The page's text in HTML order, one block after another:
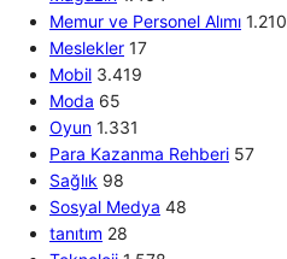
Memur ve Personel Alımı 1.210
Meslekler 17
Mobil 3.419
Moda 65
Oyun 1.331
Para Kazanma Rehberi 57
Sağlık 98
Sosyal Medya 48
tanıtım 28